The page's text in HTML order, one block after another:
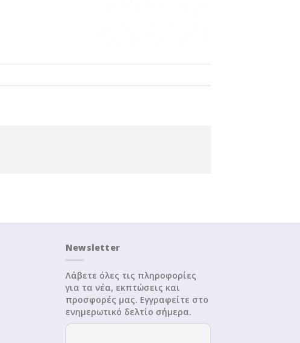
Newsletter
Λάβετε όλες τις πληροφορίες
για τα νέα, εκπτώσεις και
προσφορές μας. Εγγραφείτε στο
ενημερωτικό δελτίο σήμερα.